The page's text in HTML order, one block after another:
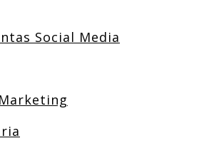
Social Media